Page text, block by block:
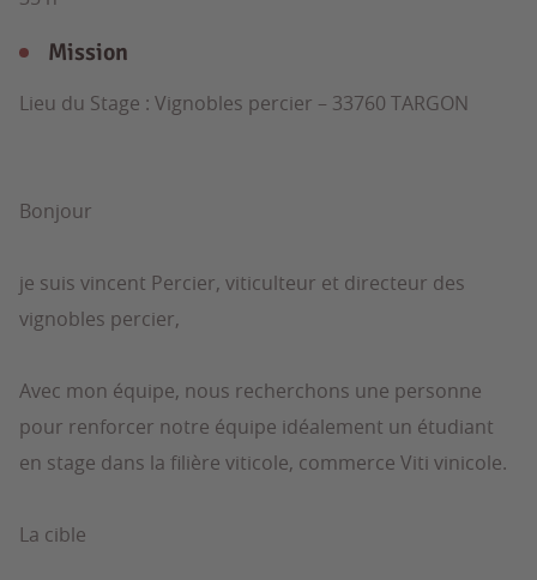
Mission
Lieu du Stage : Vignobles percier – 33760 TARGON
Bonjour
je suis vincent Percier, viticulteur et directeur des
vignobles percier,
Avec mon équipe, nous recherchons une personne
pour renforcer notre équipe idéalement un étudiant
en stage dans la filière viticole, commerce Viti vinicole.
La cible